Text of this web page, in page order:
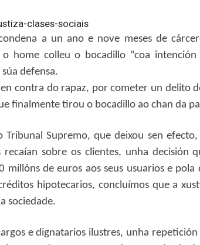
clases-sociais
a un ano e nove meses de
home colleu o bocadillo “coa
defensa.
contra do rapaz, por cometer un delito
finalmente tirou o bocadillo ao chan da
Supremo, que deixou sen
sobre os clientes, unha decisión
de euros aos seus usuarios e pola
hipotecarios, concluímos que a
sociedade.
e dignatarios ilustres, unha